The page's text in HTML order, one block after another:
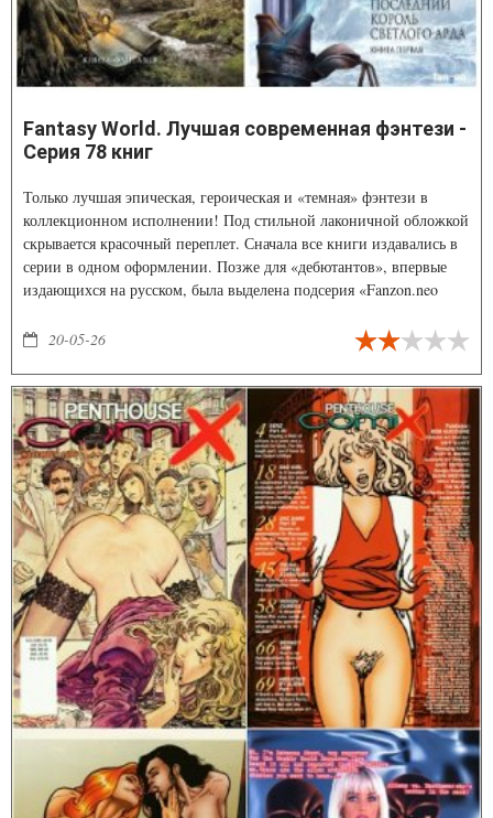
Fantasy World. Лучшая современная фэнтези -
Серия 78 книг
Только лучшая эпическая, героическая и «темная» фэнтези в
коллекционном исполнении! Под стильной лаконичной обложкой
скрывается красочный переплет. Сначала все книги издавались в
серии в одном оформлении. Позже для «дебютантов», впервые
издающихся на русском, была выделена подсерия «Fanzon.neo
20-05-26